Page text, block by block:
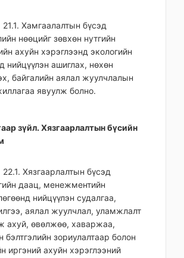
21.1. Хамгаалалтын бүсэд
нөөцийг зөвхөн нутгийн
ахуйн хэрэглээнд экологийн
нийцүүлэн ашиглах, нөхөн
байгалийн аялал жуулчлалын
явуулж болно.
зүйл. Хязгаарлалтын бүсийн
22.1. Хязгаарлалтын бүсэд
даац, менежментийн
нийцүүлэн судалгаа,
аялал жуулчлал, уламжлалт
ахуй, өвөлжөө, хаваржаа,
бэлтгэлийн зориулалтаар болон
иргэний ахуйн хэрэглээний